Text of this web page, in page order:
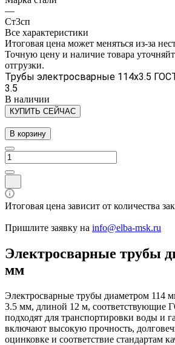
—
Ст3сп
Все характеристики
Итоговая цена может меняться из-за
Точную цену и наличие товара
отгрузки.
Трубы электросварные 114х3.5
3.5
В наличии
КУПИТЬ СЕЙЧАС
В корзину
Итоговая цена зависит от количества
Пришлите заявку на info@elba-msk.ru
Электросварные трубы
мм
Электросварные трубы диаметром 114
3.5 мм, длиной 12 м, соответствующие
подходят для транспортировки воды и
включают высокую прочность,
оцинковке и соответствие стандартам